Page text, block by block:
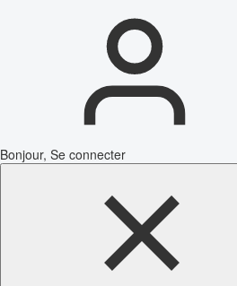
Bonjour, Se connecter